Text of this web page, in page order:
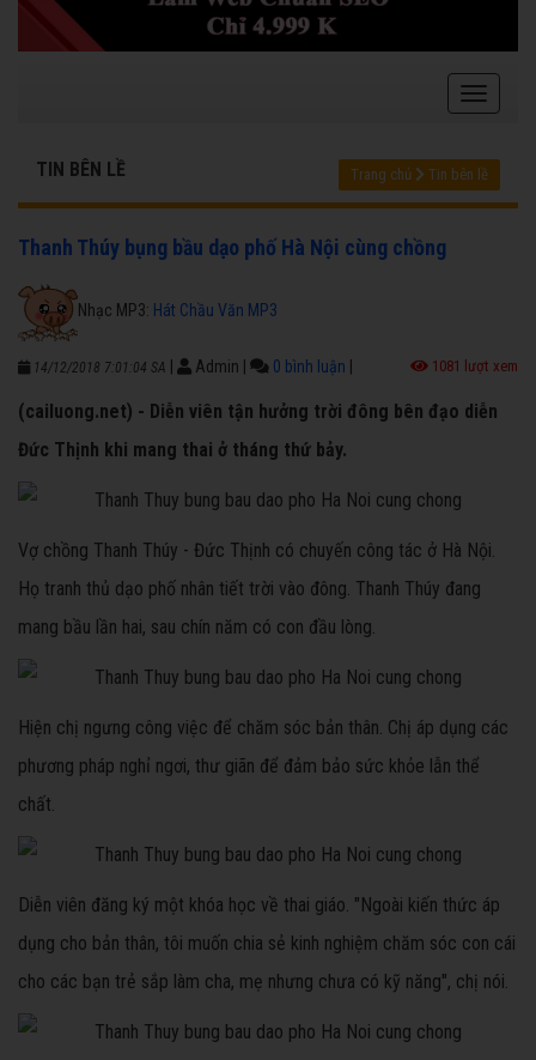
TIN BÊN LỀ Trang chủ Tin bên lề
Thanh Thúy bụng bầu dạo phố Hà Nội cùng chồng
Nhạc MP3: Hát Chầu Văn MP3
14/12/2018 7:01:04 SA Admin 0 bình luận 1081 lượt xem
(cailuong.net) - Diễn viên tận hưởng trời đông bên đạo diễn
Đức Thịnh khi mang thai ở tháng thứ bảy.
Vợ chồng Thanh Thúy - Đức Thịnh có chuyến công tác ở Hà Nội.
Họ tranh thủ dạo phố nhân tiết trời vào đông. Thanh Thúy đang
mang bầu lần hai, sau chín năm có con đầu lòng.
Hiện chị ngưng công việc để chăm sóc bản thân. Chị áp dụng các
phương pháp nghỉ ngơi, thư giãn để đảm bảo sức khỏe lẫn thể
chất.
Diễn viên đăng ký một khóa học về thai giáo. "Ngoài kiến thức áp
dụng cho bản thân, tôi muốn chia sẻ kinh nghiệm chăm sóc con cái
cho các bạn trẻ sắp làm cha, mẹ nhưng chưa có kỹ năng", chị nói.